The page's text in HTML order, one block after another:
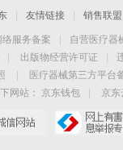
友情链接 销售联盟
服务备案 自营医疗器
出版物经营许可证
医疗器械第三方平台
网站：
京东钱包
京东